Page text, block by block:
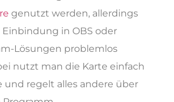
genutzt werden, allerdings
in OBS oder
Lösungen problemlos
nutzt man die Karte einfach
und regelt alles andere über